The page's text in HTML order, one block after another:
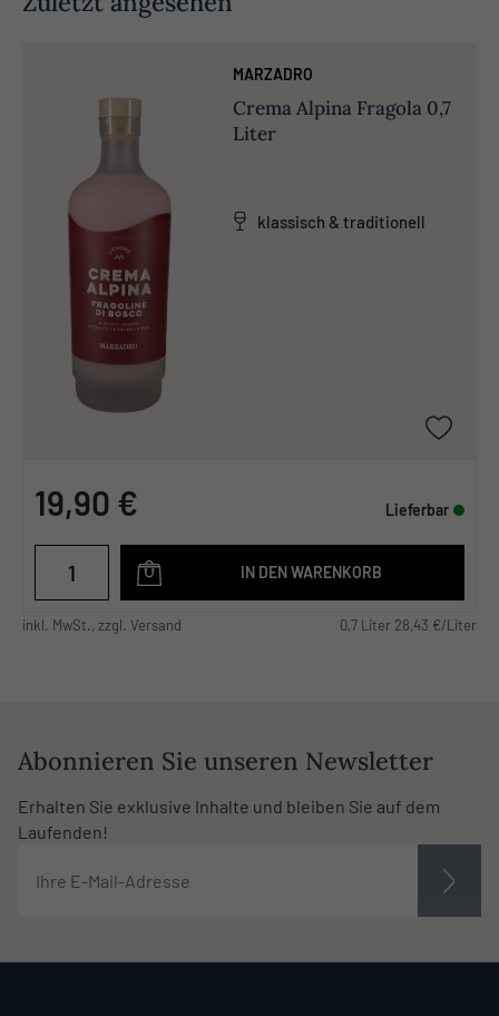
MARZADRO
Crema Alpina Fragola 0,7
Liter
klassisch & traditionell
19,90 € Lieferbar
IN DEN WARENKORB
inkl. MwSt., zzgl. Versand 0,7 Liter 28,43 €/Liter
Abonnieren Sie unseren Newsletter
Erhalten Sie exklusive Inhalte und bleiben Sie auf dem
Laufenden!